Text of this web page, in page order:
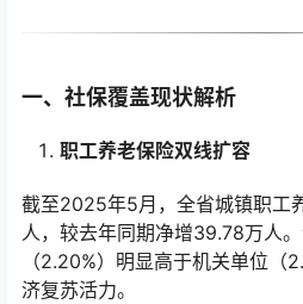
一、社保覆盖现状解析
职工养老保险双线扩容
截至2025年5月，全省城镇职工
人，较去年同期净增39.78万人
（2.20%）明显高于机关单位（
济复苏活力。